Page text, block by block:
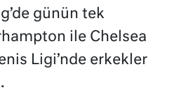
günün tek
ile Chelsea
Ligi’nde erkekler